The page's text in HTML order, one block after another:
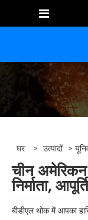
घर > उत्पादों >
चीन
निर्माता,
बीडीएल थोक में आपका